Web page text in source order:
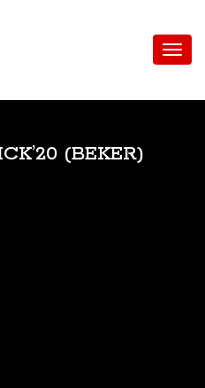
(BEKER)